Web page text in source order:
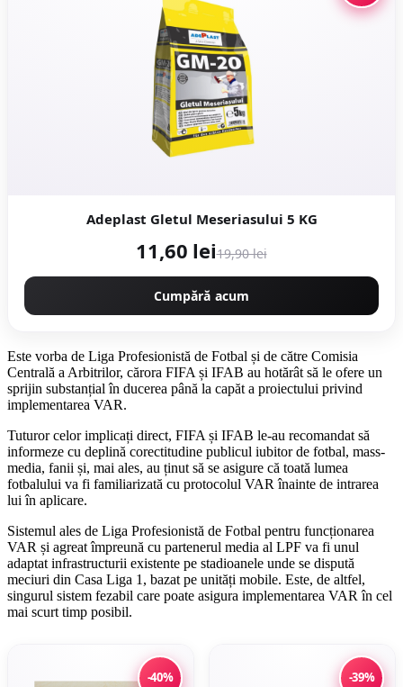
Adeplast Gletul Meseriasului 5 KG
11,60 lei19,90 lei
Cumpără acum
Este vorba de Liga Profesionistă de Fotbal și de către Comisia
Centrală a Arbitrilor, cărora FIFA și IFAB au hotărât să le ofere un
sprijin substanțial în ducerea până la capăt a proiectului privind
implementarea VAR.
Tuturor celor implicați direct, FIFA și IFAB le-au recomandat să
informeze cu deplină corectitudine publicul iubitor de fotbal, mass-
media, fanii și, mai ales, au ținut să se asigure că toată lumea
fotbalului va fi familiarizată cu protocolul VAR înainte de intrarea
lui în aplicare.
Sistemul ales de Liga Profesionistă de Fotbal pentru funcționarea
VAR și agreat împreună cu partenerul media al LPF va fi unul
adaptat infrastructurii existente pe stadioanele unde se dispută
meciuri din Casa Liga 1, bazat pe unități mobile. Este, de altfel,
singurul sistem fezabil care poate asigura implementarea VAR în cel
mai scurt timp posibil.
-40% -39%